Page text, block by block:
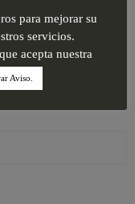
para mejorar su
servicios.
acepta nuestra
Aviso.